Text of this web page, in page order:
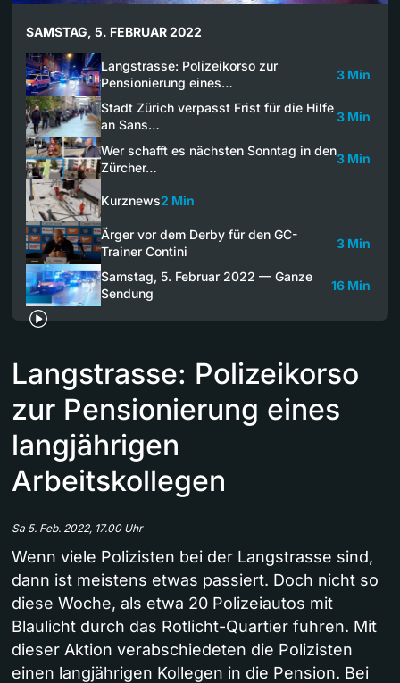
SAMSTAG, 5. FEBRUAR 2022
Langstrasse: Polizeikorso zur
Pensionierung eines…
3 Min
Stadt Zürich verpasst Frist für die Hilfe
an Sans…
3 Min
Wer schafft es nächsten Sonntag in den
Zürcher…
3 Min
Kurznews2 Min
Ärger vor dem Derby für den GC-
Trainer Contini
3 Min
Samstag, 5. Februar 2022 — Ganze
Sendung
16 Min
Langstrasse: Polizeikorso
zur Pensionierung eines
langjährigen
Arbeitskollegen
Sa 5. Feb. 2022, 17.00 Uhr
Wenn viele Polizisten bei der Langstrasse sind,
dann ist meistens etwas passiert. Doch nicht so
diese Woche, als etwa 20 Polizeiautos mit
Blaulicht durch das Rotlicht-Quartier fuhren. Mit
dieser Aktion verabschiedeten die Polizisten
einen langjährigen Kollegen in die Pension. Bei